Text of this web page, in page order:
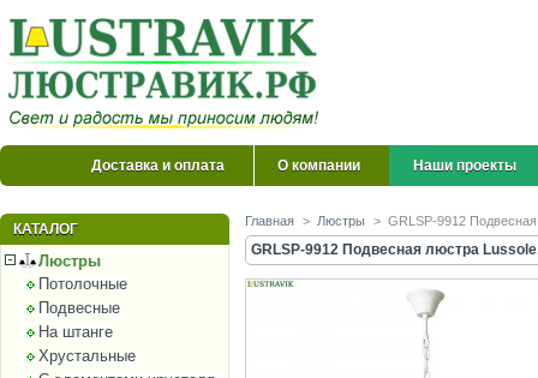
Доставка и оплата О компании Наши проекты
КАТАЛОГ
Люстры
Потолочные
Подвесные
На штанге
Хрустальные
Главная > Люстры > GRLSP-9912
GRLSP-9912 Подвесная люстра